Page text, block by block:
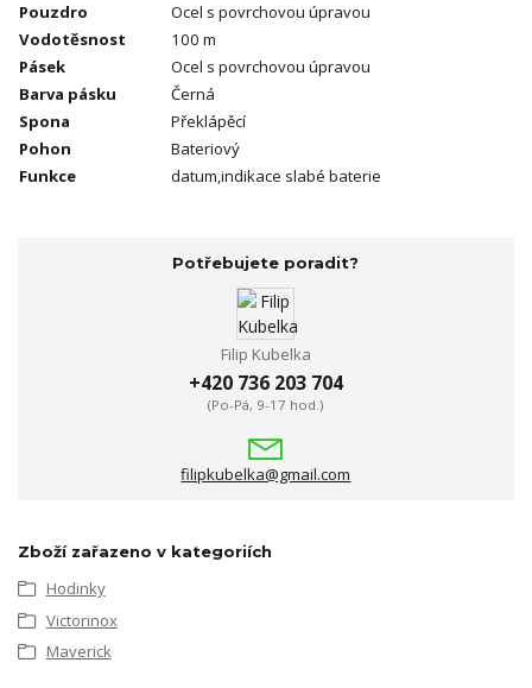
Pouzdro
Ocel s povrchovou úpravou
Vodotěsnost
100 m
Pásek
Ocel s povrchovou úpravou
Barva pásku
Černá
Spona
Překlápěcí
Pohon
Bateriový
Funkce
datum,indikace slabé baterie
Potřebujete poradit?
Filip Kubelka
+420 736 203 704
(Po-Pá, 9-17 hod.)
filipkubelka@gmail.com
Zboží zařazeno v kategoriích
Hodinky
Victorinox
Maverick